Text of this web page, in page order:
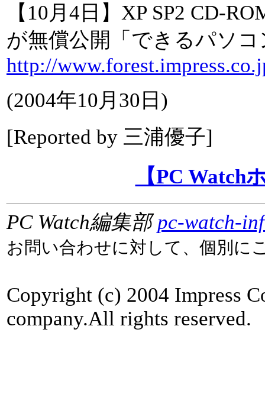
【10月4日】XP SP2 CD-
が無償公開「できるパソ
http://
(2004年10月30日 )
[Reported by 三浦優子]
【PC Watch
PC Watch編集部pc-watch-
お問い合わせに対して、個別に
Copyright (c) 2004 Impress
company.All rights reserved.